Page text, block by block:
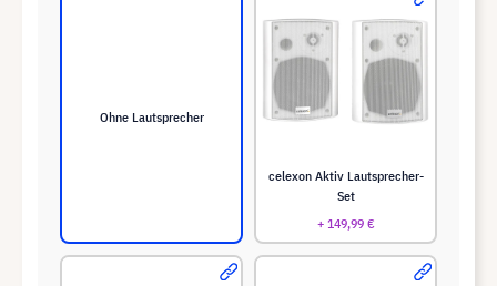
Ohne Lautsprecher
celexon Aktiv Lautsprecher-
Set
+ 149,99 €